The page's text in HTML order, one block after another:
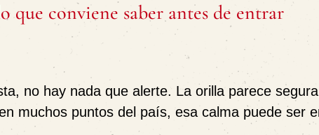
que conviene saber antes de entrar
no hay nada que alerte. La orilla parece
muchos puntos del país, esa calma puede ser